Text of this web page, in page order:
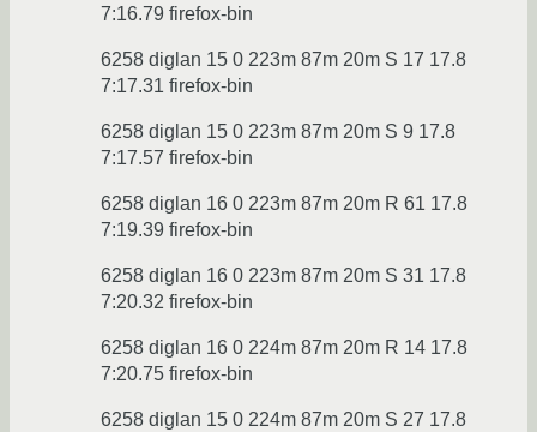
7:16.79 firefox-bin
6258 diglan 15 0 223m 87m 20m S 17 17.8
7:17.31 firefox-bin
6258 diglan 15 0 223m 87m 20m S 9 17.8
7:17.57 firefox-bin
6258 diglan 16 0 223m 87m 20m R 61 17.8
7:19.39 firefox-bin
6258 diglan 16 0 223m 87m 20m S 31 17.8
7:20.32 firefox-bin
6258 diglan 16 0 224m 87m 20m R 14 17.8
7:20.75 firefox-bin
6258 diglan 15 0 224m 87m 20m S 27 17.8